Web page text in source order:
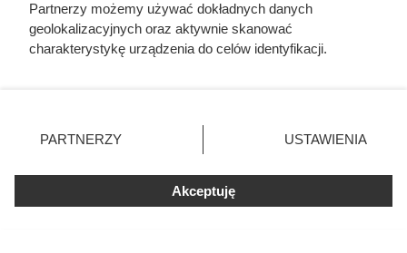
Dziennikarze ujawnili
Partnerzy możemy używać dokładnych danych
geolokalizacyjnych oraz aktywnie skanować
charakterystykę urządzenia do celów identyfikacji.
zmienić/wycofać klikając przycisk ustawień prywatności
znajdujący się w lewym dolnym rogu strony
rodzaje przetwarzania danych nie wymagają zgody
użytkownika, ale masz prawo sprzeciwić się takiemu
przetwarzaniu. Preferencje będą miały zastosowania tylko
PARTNERZY USTAWIENIA
Akceptuję